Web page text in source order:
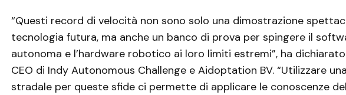
“Questi record di velocità non sono solo una dimostrazione
tecnologia futura, ma anche un banco di prova per spingere il
autonoma e l’hardware robotico ai loro limiti estremi”, ha
CEO di Indy Autonomous Challenge e Aidoptation BV. “Utilizzare
stradale per queste sfide ci permette di applicare le conoscenze